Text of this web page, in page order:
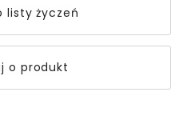
listy życzeń
o produkt